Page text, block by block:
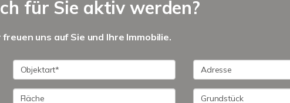
für Sie aktiv werden?
uns auf Sie und Ihre Immobilie.